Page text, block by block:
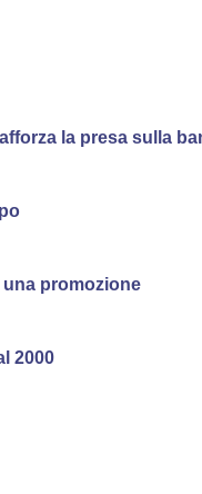
la presa sulla
promozione
2000